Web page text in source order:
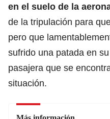
en el suelo de la
de la tripulación para
pero que
sufrido una patada en
pasajera que se
situación.